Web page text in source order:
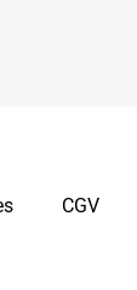
CGV